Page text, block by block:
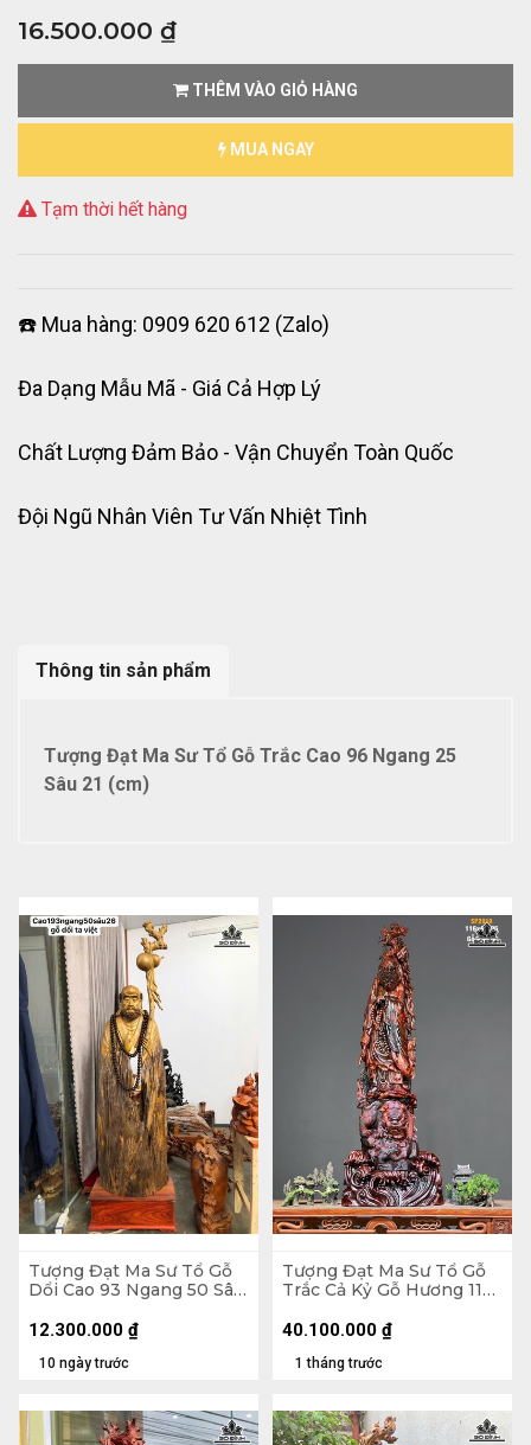
16.500.000 ₫
THÊM VÀO GIỎ HÀNG
MUA NGAY
Tạm thời hết hàng
☎️ Mua hàng: 0909 620 612 (Zalo)
Đa Dạng Mẫu Mã - Giá Cả Hợp Lý
Chất Lượng Đảm Bảo - Vận Chuyển Toàn Quốc
Đội Ngũ Nhân Viên Tư Vấn Nhiệt Tình
Thông tin sản phẩm
Tượng Đạt Ma Sư Tổ Gỗ Trắc Cao 96 Ngang 25
Sâu 21 (cm)
Tượng Đạt Ma Sư Tổ Gỗ
Dổi Cao 93 Ngang 50 Sâu
10 ngày trước
12.300.000 ₫
Tượng Đạt Ma Sư Tổ Gỗ
Trắc Cả Kỷ Gỗ Hương 116
Không Kỷ 103
1 tháng trước
40.100.000 ₫